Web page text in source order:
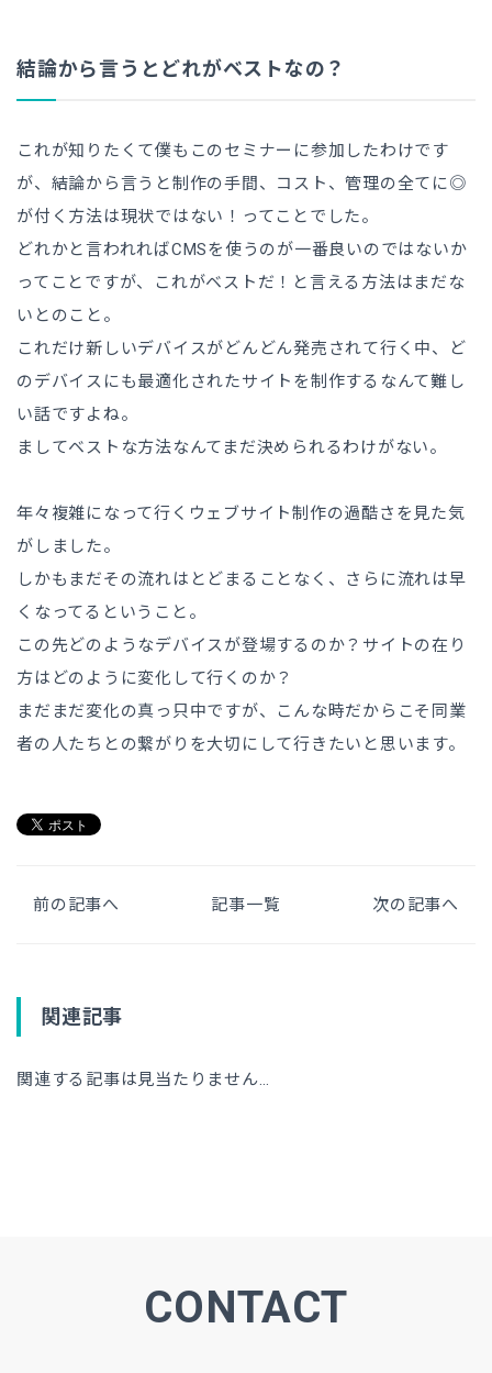
結論から言うとどれがベストなの？
これが知りたくて僕もこのセミナーに参加したわけです
が、結論から言うと制作の手間、コスト、管理の全てに◎
が付く方法は現状ではない！ってことでした。
どれかと言われればCMSを使うのが一番良いのではないか
ってことですが、これがベストだ！と言える方法はまだな
いとのこと。
これだけ新しいデバイスがどんどん発売されて行く中、ど
のデバイスにも最適化されたサイトを制作するなんて難し
い話ですよね。
ましてベストな方法なんてまだ決められるわけがない。
年々複雑になって行くウェブサイト制作の過酷さを見た気
がしました。
しかもまだその流れはとどまることなく、さらに流れは早
くなってるということ。
この先どのようなデバイスが登場するのか？サイトの在り
方はどのように変化して行くのか？
まだまだ変化の真っ只中ですが、こんな時だからこそ同業
者の人たちとの繋がりを大切にして行きたいと思います。
前の記事へ 記事一覧 次の記事へ
関連記事
関連する記事は見当たりません…
CONTACT